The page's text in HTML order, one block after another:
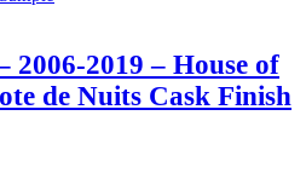
2006-2019 – House of
de Nuits Cask Finish